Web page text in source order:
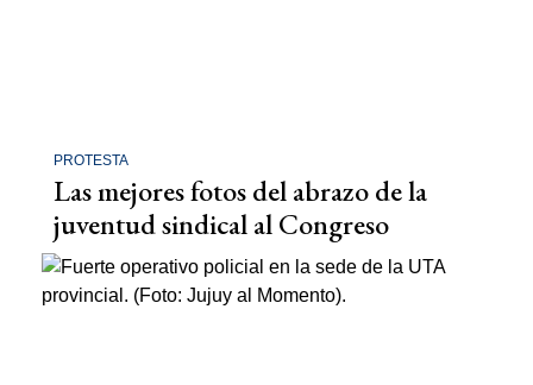
PROTESTA
Las mejores fotos del abrazo de la
juventud sindical al Congreso